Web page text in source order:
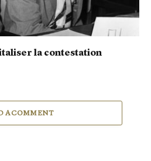
la contestation
A COMMENT